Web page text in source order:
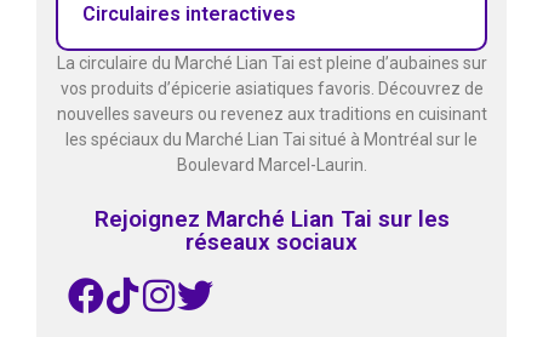
Circulaires interactives
La circulaire du Marché Lian Tai est pleine d’aubaines sur
vos produits d’épicerie asiatiques favoris. Découvrez de
nouvelles saveurs ou revenez aux traditions en cuisinant
les spéciaux du Marché Lian Tai situé à Montréal sur le
Boulevard Marcel-Laurin.
Rejoignez Marché Lian Tai sur les
réseaux sociaux